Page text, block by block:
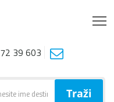
72 39 603
Traži